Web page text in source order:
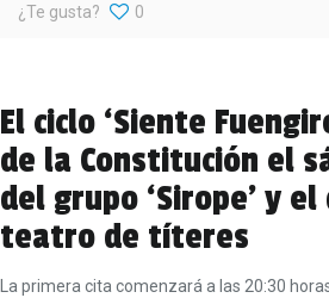
¿Te gusta? 0
El ciclo ‘Siente
de la Constitución el
del grupo ‘Sirope’ y
teatro de títeres
La primera cita comenzará a las 20:30